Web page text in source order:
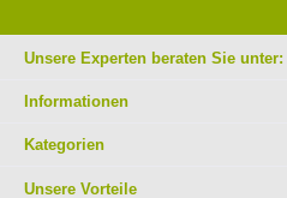
Unsere Experten beraten Sie unter:
Informationen
Kategorien
Unsere Vorteile